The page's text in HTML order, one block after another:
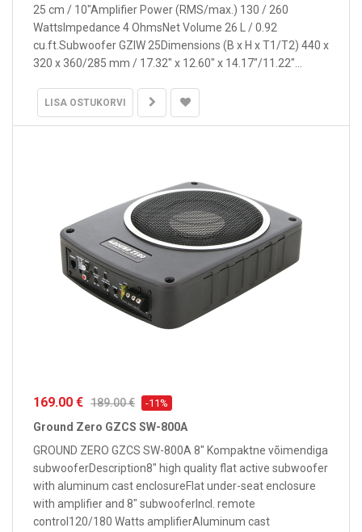
25 cm / 10″Amplifier Power (RMS/max.) 130 / 260
WattsImpedance 4 OhmsNet Volume 26 L / 0.92
cu.ft.Subwoofer GZIW 25Dimensions (B x H x T1/T2) 440 x
320 x 360/285 mm / 17.32″ x 12.60″ x 14.17″/11.22″...
LISA OSTUKORVI
169.00 € 189.00 € -11%
Ground Zero GZCS SW-800A
GROUND ZERO GZCS SW-800A 8" Kompaktne võimendiga
subwooferDescription8″ high quality flat active subwoofer
with aluminum cast enclosureFlat under-seat enclosure
with amplifier and 8″ subwooferIncl. remote
control120/180 Watts amplifierAluminum cast